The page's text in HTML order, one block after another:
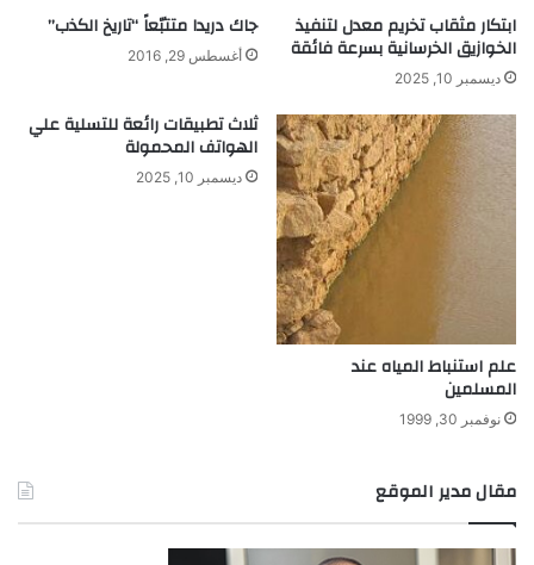
ابتكار مثقاب تخريم معدل لتنفيذ
الخوازيق الخرسانية بسرعة فائقة
ديسمبر 10, 2025
جاك دريدا متتبّعاً “تاريخ الكذب”
أغسطس 29, 2016
علم استنباط المياه عند
المسلمين
نوفمبر 30, 1999
ثلاث تطبيقات رائعة للتسلية علي
الهواتف المحمولة
ديسمبر 10, 2025
مقال مدير الموقع